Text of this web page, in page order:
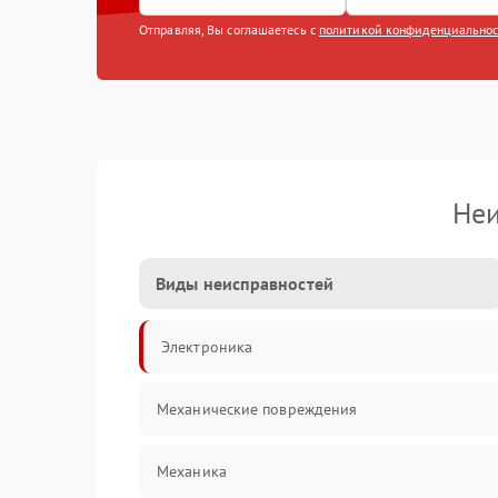
Отправляя, Вы соглашаетесь с политикой
Виды неисправностей
Электроника
Механические повреждения
Механика